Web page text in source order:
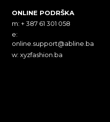
ONLINE PODRŠKA
m: + 387 61 301 058
e:
online.support@abline.ba
w: xyzfashion.ba